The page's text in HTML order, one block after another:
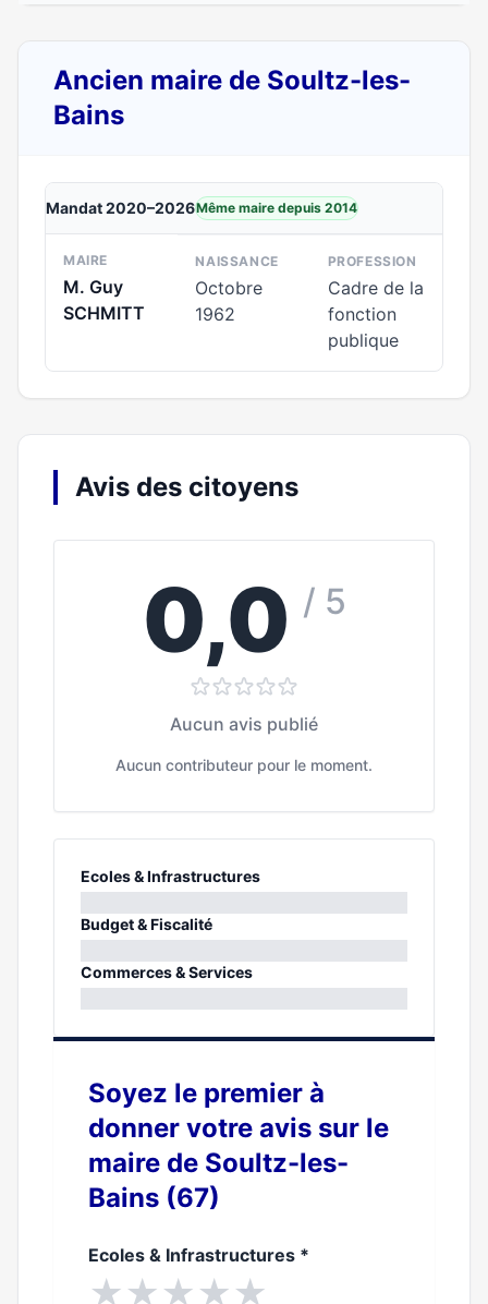
Ancien maire de Soultz-les-
Bains
Mandat 2020–2026Même maire depuis 2014
MAIRE
M. Guy
SCHMITT
NAISSANCE
Octobre
1962
PROFESSION
Cadre de la
fonction
publique
Avis des citoyens
0,0 / 5
Aucun avis publié
Aucun contributeur pour le moment.
Ecoles & Infrastructures
0%
Budget & Fiscalité
0%
Commerces & Services
Soyez le premier à
donner votre avis sur le
maire de Soultz-les-
Bains (67)
Ecoles & Infrastructures *
★★★★★